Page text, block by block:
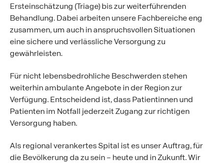
Ersteinschätzung (Triage) bis zur weiterführenden
Behandlung. Dabei arbeiten unsere Fachbereiche eng
zusammen, um auch in anspruchsvollen Situationen
eine sichere und verlässliche Versorgung zu
gewährleisten.
Für nicht lebensbedrohliche Beschwerden stehen
weiterhin ambulante Angebote in der Region zur
Verfügung. Entscheidend ist, dass Patientinnen und
Patienten im Notfall jederzeit Zugang zur richtigen
Versorgung haben.
Als regional verankertes Spital ist es unser Auftrag, für
die Bevölkerung da zu sein – heute und in Zukunft. Wir